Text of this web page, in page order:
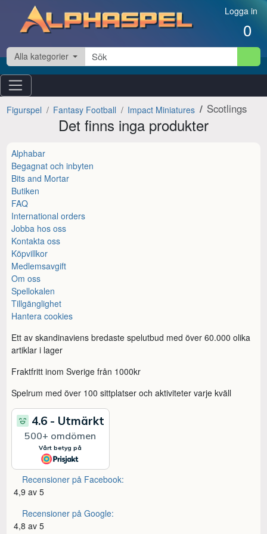
Hoppa till innehåll Logga in
0
Alla kategorier
Figurspel Fantasy Football Impact Miniatures Scotlings
Det finns inga produkter
Alphabar
Begagnat och inbyten
Bits and Mortar
Butiken
FAQ
International orders
Jobba hos oss
Kontakta oss
Köpvillkor
Medlemsavgift
Om oss
Spellokalen
Tillgänglighet
Hantera cookies
Ett av skandinaviens bredaste spelutbud med över 60.000 olika
artiklar i lager
Fraktfritt inom Sverige från 1000kr
Spelrum med över 100 sittplatser och aktiviteter varje kväll
Recensioner på Facebook:
4,9 av 5
Recensioner på Google:
4,8 av 5